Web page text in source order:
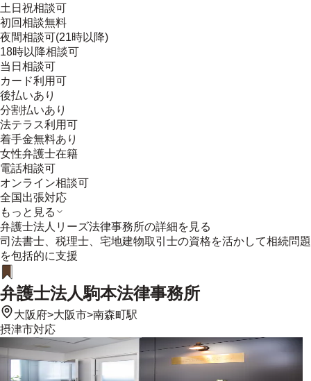
土日祝相談可
初回相談無料
夜間相談可(21時以降)
18時以降相談可
当日相談可
カード利用可
後払いあり
分割払いあり
法テラス利用可
着手金無料あり
女性弁護士在籍
電話相談可
オンライン相談可
全国出張対応
もっと見る
弁護士法人リーズ法律事務所の詳細を見る
司法書士、税理士、宅地建物取引士の資格を活かして相続問題
を包括的に支援
弁護士法人駒本法律事務所
大阪府>大阪市>南森町駅
摂津市対応